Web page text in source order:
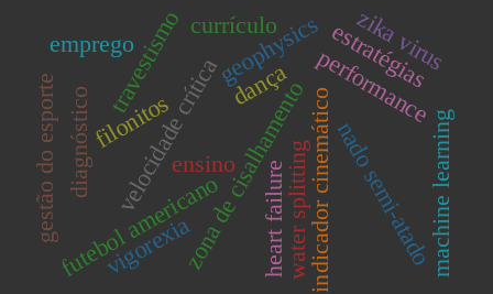
zona de cisalhamentoindicador cinemático
filonitos
dança
ensino nado semi-atado
velocidade crítica performance
futebol americano
diagnóstico
gestão do esporte machine learning
geophysics
travestismo currículo
water splitting
emprego
vigorexia
estratégias
heart failure
zika virus